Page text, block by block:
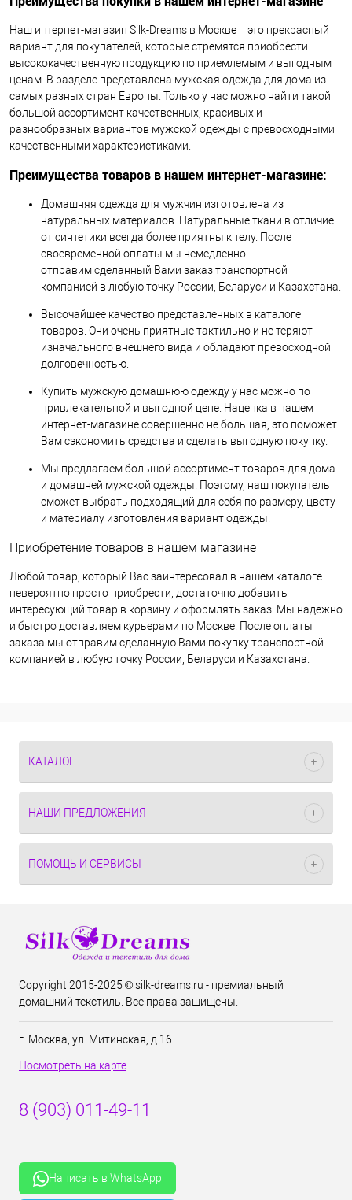
Наш интернет-магазин Silk-Dreams в Москве – это прекрасный
вариант для покупателей, которые стремятся приобрести
высококачественную продукцию по приемлемым и выгодным
ценам. В разделе представлена мужская одежда для дома из
самых разных стран Европы. Только у нас можно найти такой
большой ассортимент качественных, красивых и
разнообразных вариантов мужской одежды с превосходными
качественными характеристиками.
Преимущества товаров в нашем интернет-магазине:
Домашняя одежда для мужчин изготовлена из
натуральных материалов. Натуральные ткани в отличие
от синтетики всегда более приятны к телу. После
своевременной оплаты мы немедленно
отправим сделанный Вами заказ транспортной
компанией в любую точку России, Беларуси и Казахстана.
Высочайшее качество представленных в каталоге
товаров. Они очень приятные тактильно и не теряют
изначального внешнего вида и обладают превосходной
долговечностью.
Купить мужскую домашнюю одежду у нас можно по
привлекательной и выгодной цене. Наценка в нашем
интернет-магазине совершенно не большая, это поможет
Вам сэкономить средства и сделать выгодную покупку.
Мы предлагаем большой ассортимент товаров для дома
и домашней мужской одежды. Поэтому, наш покупатель
сможет выбрать подходящий для себя по размеру, цвету
и материалу изготовления вариант одежды.
Приобретение товаров в нашем магазине
Любой товар, который Вас заинтересовал в нашем каталоге
невероятно просто приобрести, достаточно добавить
интересующий товар в корзину и оформлять заказ. Мы надежно
и быстро доставляем курьерами по Москве. После оплаты
заказа мы отправим сделанную Вами покупку транспортной
компанией в любую точку России, Беларуси и Казахстана.
КАТАЛОГ
НАШИ ПРЕДЛОЖЕНИЯ
ПОМОЩЬ И СЕРВИСЫ
Copyright 2015-2025 © silk-dreams.ru - премиальный
домашний текстиль. Все права защищены.
г. Москва, ул. Митинская, д.16
Посмотреть на карте
8 (903) 011-49-11
Написать в WhatsApp